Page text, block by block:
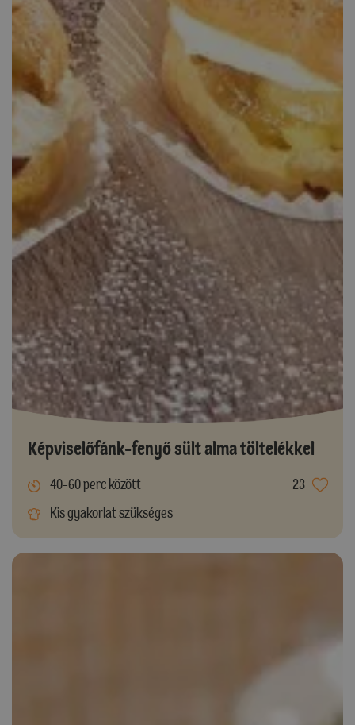
Képviselőfánk-fenyő sült alma töltelékkel
40-60 perc között
23
Kis gyakorlat szükséges